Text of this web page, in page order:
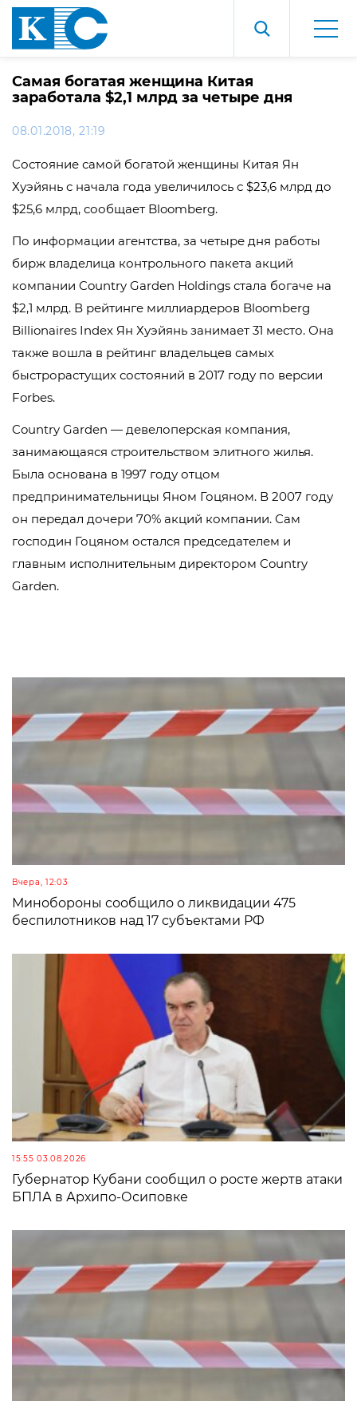
Самая богатая женщина Китая
заработала $2,1 млрд за четыре дня
08.01.2018, 21:19
Состояние самой богатой женщины Китая Ян
Хуэйянь с начала года увеличилось с $23,6 млрд до
$25,6 млрд, сообщает Bloomberg.
По информации агентства, за четыре дня работы
бирж владелица контрольного пакета акций
компании Country Garden Holdings стала богаче на
$2,1 млрд. В рейтинге миллиардеров Bloomberg
Billionaires Index Ян Хуэйянь занимает 31 место. Она
также вошла в рейтинг владельцев самых
быстрорастущих состояний в 2017 году по версии
Forbes.
Country Garden — девелоперская компания,
занимающаяся строительством элитного жилья.
Была основана в 1997 году отцом
предпринимательницы Яном Гоцяном. В 2007 году
он передал дочери 70% акций компании. Сам
господин Гоцяном остался председателем и
главным исполнительным директором Country
Garden.
Вчера, 12:03
Минобороны сообщило о ликвидации 475
беспилотников над 17 субъектами РФ
15:55 03.08.2026
Губернатор Кубани сообщил о росте жертв атаки
БПЛА в Архипо-Осиповке